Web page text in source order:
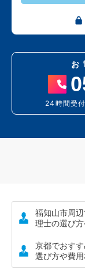
お
24時間受付
福知山市周
理士の選び
京都でおす
選び方や費